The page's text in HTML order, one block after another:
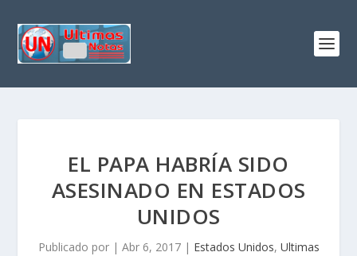
EL PAPA HABRÍA SIDO
ASESINADO EN ESTADOS
UNIDOS
Publicado por | Abr 6, 2017| Estados Unidos, Ultimas